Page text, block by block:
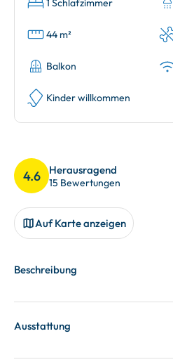
1 Schlafzimmer
44 m²
Balkon
Kinder willkommen
4.6 Herausragend
15 Bewertungen
Auf Karte anzeigen
Beschreibung
Ausstattung